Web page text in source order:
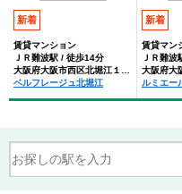
新着
賃貸マンション
ＪＲ難波駅 / 徒歩14分
ベルフレージュ北堀江
新着
賃貸マン
ＪＲ難
ルミエー